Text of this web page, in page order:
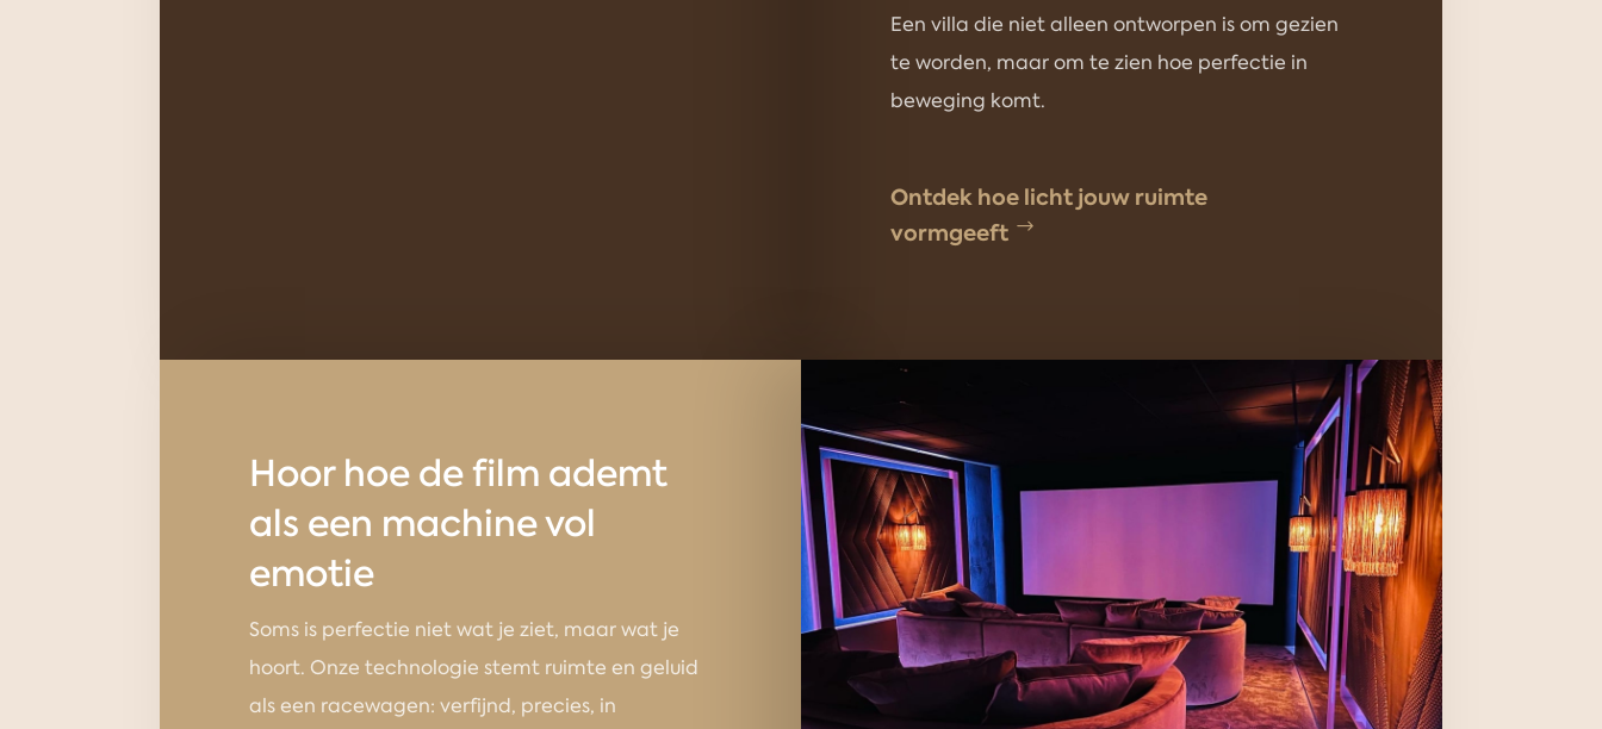
Een villa die niet alleen ontworpen is om gezien
te worden, maar om te zien hoe perfectie in
beweging komt.
Ontdek hoe licht jouw ruimte
vormgeeft
Hoor hoe de film ademt
als een machine vol
emotie
Soms is perfectie niet wat je ziet, maar wat je
hoort. Onze technologie stemt ruimte en geluid
als een racewagen: verfijnd, precies, in